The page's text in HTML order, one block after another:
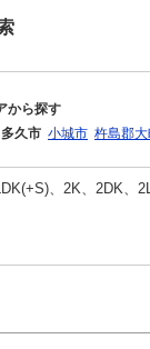
から探す
多久市 小城市 杵島郡
、2K、2DK、